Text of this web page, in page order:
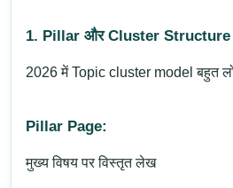
1. Pillar और Cluster Structure
2026 में Topic cluster model बहुत
Pillar Page:
मुख्य विषय पर विस्तृत लेख